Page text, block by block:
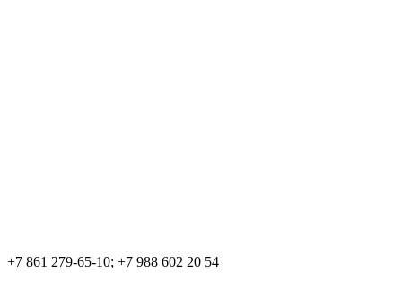
+7 861 279-65-10; +7 988 602 20 54